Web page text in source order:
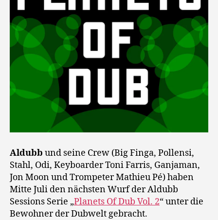
Aldubb und seine Crew (Big Finga, Pollensi,
Stahl, Odi, Keyboarder Toni Farris, Ganjaman,
Jon Moon und Trompeter Mathieu Pé) haben
Mitte Juli den nächsten Wurf der Aldubb
Sessions Serie „Planets Of Dub Vol. 2“ unter die
Bewohner der Dubwelt gebracht.